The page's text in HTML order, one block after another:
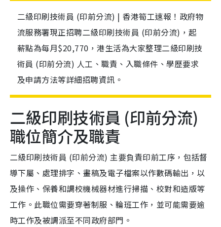
二級印刷技術員 (印前分流) | 香港筍工速報！政府物
流服務署現正招聘二級印刷技術員 (印前分流)，起
薪點為每月$20,770，港生活為大家整理二級印刷技
術員 (印前分流) 人工、職責、入職條件、學歷要求
及申請方法等詳細招聘資訊。
二級印刷技術員 (印前分流)
職位簡介及職責
二級印刷技術員 (印前分流) 主要負責印前工序，包括督
導下屬、處理排字、畫稿及電子檔案以作數碼輸出，以
及操作、保養和調校機械器材進行掃描、校對和造版等
工作。此職位需要穿著制服、輪班工作，並可能需要逾
時工作及被調派至不同政府部門。